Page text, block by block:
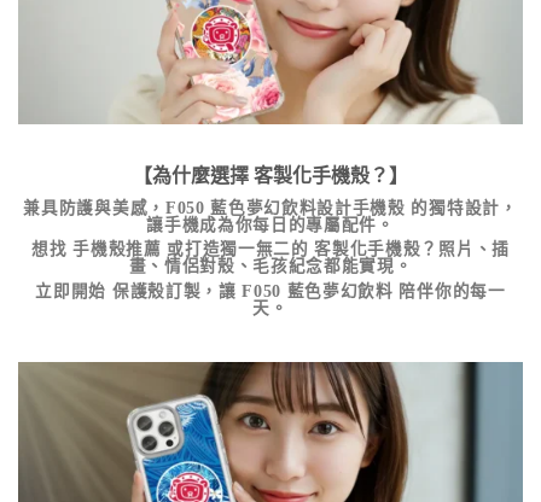
【為什麼選擇 客製化手機殼 ？】
兼具防護與美感， F050 藍色夢幻飲料設計手機殼 的獨特設計，
讓手機成為你每日的專屬配件。
想找手機殼推薦 或打造獨一無二的客製化手機殼 ？照片、插
畫、情侶對殼、毛孩紀念都能實現。
立即開始 保護殼訂製 ，讓 F050 藍色夢幻飲料 陪伴你的每一
天。